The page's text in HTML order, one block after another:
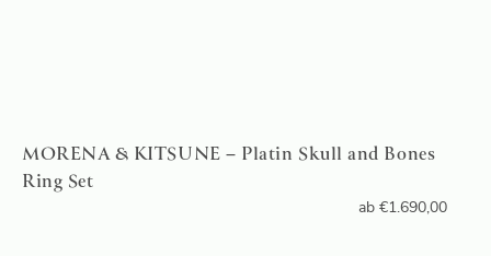
MORENA & KITSUNE – Platin Skull and Bones
Ring Set
ab €1.690,00